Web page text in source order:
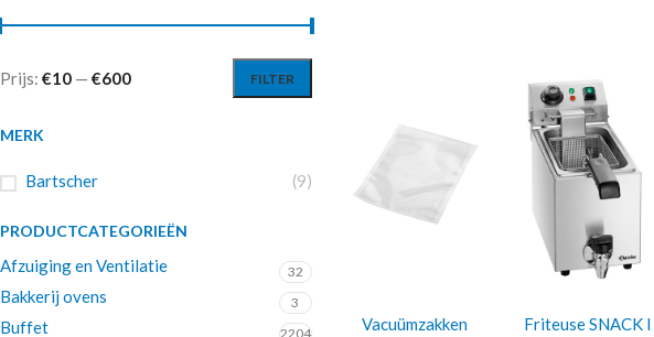
FILTER
Prijs: €10 — €600
MERK
Bartscher (9)
PRODUCTCATEGORIEËN
Afzuiging en Ventilatie 32
Bakkerij ovens 3
Buffet 2204
Vacuümzakken
Friteuse SNACK I